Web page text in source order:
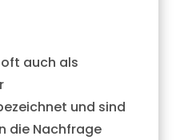
auch als
und sind
die Nachfrage